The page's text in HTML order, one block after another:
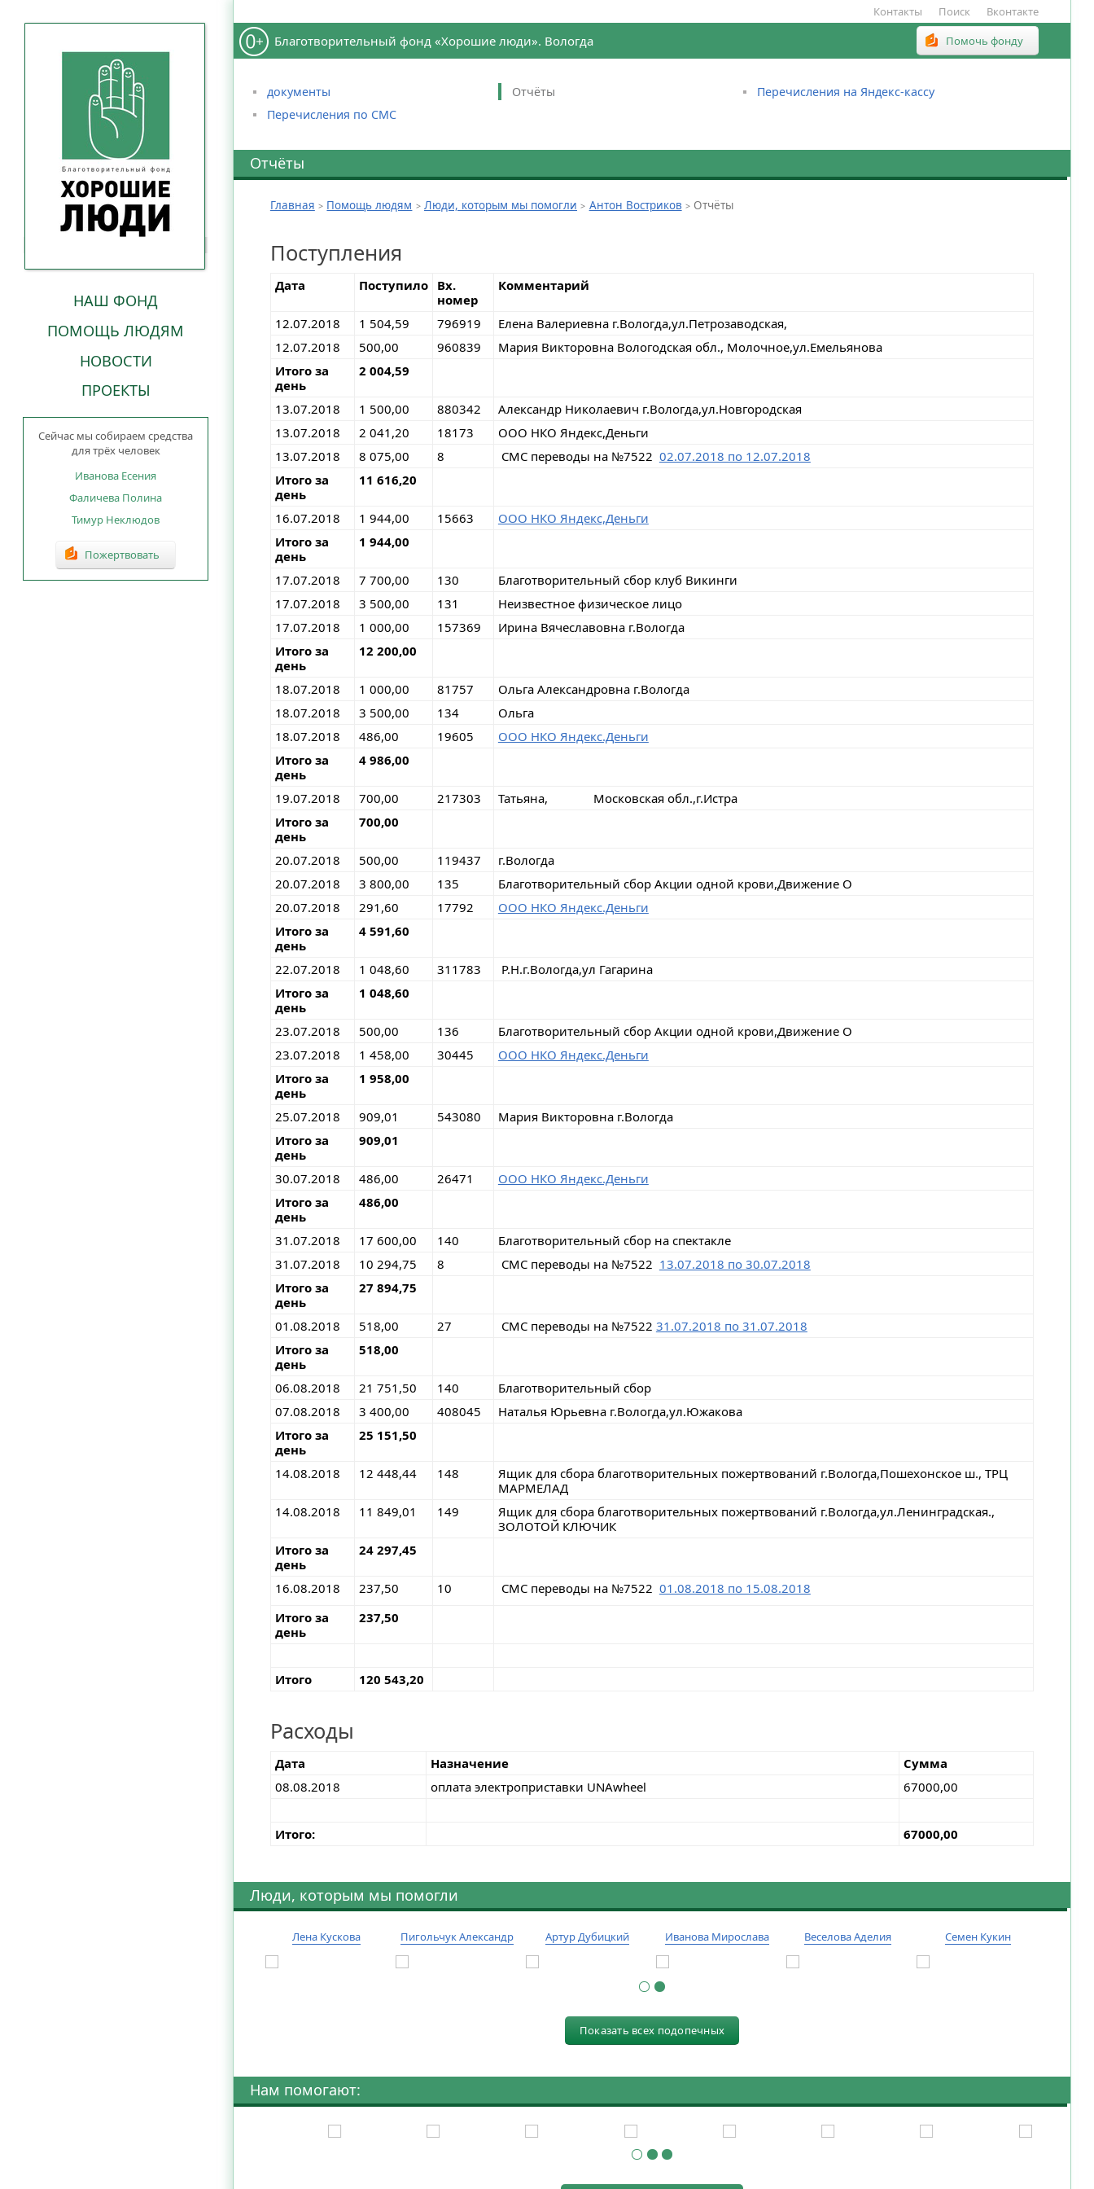
НАШ ФОНД
ПОМОЩЬ ЛЮДЯМ
НОВОСТИ
ПРОЕКТЫ
Сейчас мы собираем средства
для трёх человек
Иванова Есения
Фаличева Полина
Тимур Неклюдов
Пожертвовать
Контакты Поиск Вконтакте
Благотворительный фонд «Хорошие люди». Вологда Помочь фонду
документы Отчёты
Перечисления на Яндекс-кассу
Перечисления по СМС
Отчёты
Главная Помощь людям Люди, которым мы помогли Антон Востриков Отчёты
Поступления
Дата Поступило
Вх.
номер
Комментарий
12.07.2018 1 504,59 796919
Елена Валериевна г.Вологда,ул.Петрозаводская,
12.07.2018
500,00 960839
Мария Викторовна Вологодская обл., Молочное,ул.Емельянова
Итого за
день
2 004,59
13.07.2018 1 500,00 880342
Александр Николаевич г.Вологда,ул.Новгородская
13.07.2018
2 041,20 18173
ООО НКО Яндекс,Деньги
13.07.2018
8 075,00 8 СМС переводы на №7522 02.07.2018 по 12.07.2018
Итого за
день
11 616,20
16.07.2018 1 944,00 15663
ООО НКО Яндекс,Деньги
Итого за
день
1 944,00
17.07.2018 7 700,00 130
Благотворительный сбор клуб Викинги
17.07.2018
3 500,00 131
Неизвестное физическое лицо
17.07.2018
1 000,00 157369
Ирина Вячеславовна г.Вологда
Итого за
день
12 200,00
18.07.2018 1 000,00 81757
Ольга Александровна г.Вологда
18.07.2018
3 500,00 134
Ольга
18.07.2018
486,00 19605
ООО НКО Яндекс.Деньги
Итого за
день
4 986,00
19.07.2018 700,00 217303
Татьяна, Московская обл.,г.Истра
Итого за
день
700,00
20.07.2018 500,00 119437
г.Вологда
20.07.2018
3 800,00 135
Благотворительный сбор Акции одной крови,Движение О
20.07.2018
291,60 17792
ООО НКО Яндекс.Деньги
Итого за
день
4 591,60
22.07.2018 1 048,60 311783
Р.Н.г.Вологда,ул Гагарина
Итого за
день
1 048,60
23.07.2018 500,00 136
Благотворительный сбор Акции одной крови,Движение О
23.07.2018
1 458,00 30445
ООО НКО Яндекс.Деньги
Итого за
день
1 958,00
25.07.2018 909,01 543080
Мария Викторовна г.Вологда
Итого за
день
909,01
30.07.2018 486,00 26471
ООО НКО Яндекс.Деньги
Итого за
день
486,00
31.07.2018 17 600,00 140
Благотворительный сбор на спектакле
31.07.2018
10 294,75 8 СМС переводы на №7522 13.07.2018 по 30.07.2018
Итого за
день
27 894,75
01.08.2018 518,00 27 СМС переводы на №7522 31.07.2018 по 31.07.2018
Итого за
день
518,00
06.08.2018 21 751,50 140
Благотворительный сбор
07.08.2018
3 400,00 408045
Наталья Юрьевна г.Вологда,ул.Южакова
Итого за
день
25 151,50
14.08.2018 12 448,44 148
Ящик для сбора благотворительных пожертвований г.Вологда,Пошехонское ш., ТРЦ
МАРМЕЛАД
14.08.2018
11 849,01 149
Ящик для сбора благотворительных пожертвований г.Вологда,ул.Ленинградская.,
ЗОЛОТОЙ КЛЮЧИК
Итого за
день
24 297,45
16.08.2018 237,50 10 СМС переводы на №7522 01.08.2018 по 15.08.2018
Итого за
день
237,50
Итого 120 543,20
Расходы
Дата Назначение
Сумма
08.08.2018
оплата электроприставки UNAwheel 67000,00
Итого: 67000,00
Люди, которым мы помогли
Лена Кускова Пигольчук Александр Артур Дубицкий Иванова Мирослава Веселова Аделия Семен Кукин
Показать всех подопечных
Нам помогают: